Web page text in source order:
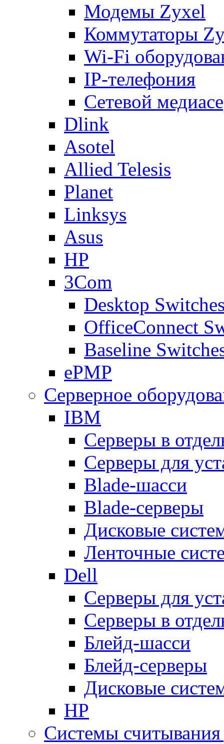
Модемы Zyxel
Коммутаторы
Wi-Fi
IP-телефония
Сетевой
Dlink
Asotel
Allied Telesis
Planet
Linksys
Asus
HP
3Com
Desktop
OfficeConnect
Baseline
ePMP
Серверное
IBM
Серверы в
Серверы для
Blade-шасси
Blade-серверы
Дисковые
Ленточные
Dell
Серверы для
Серверы в
Блейд-шасси
Блейд-серверы
Дисковые
HP
Системы